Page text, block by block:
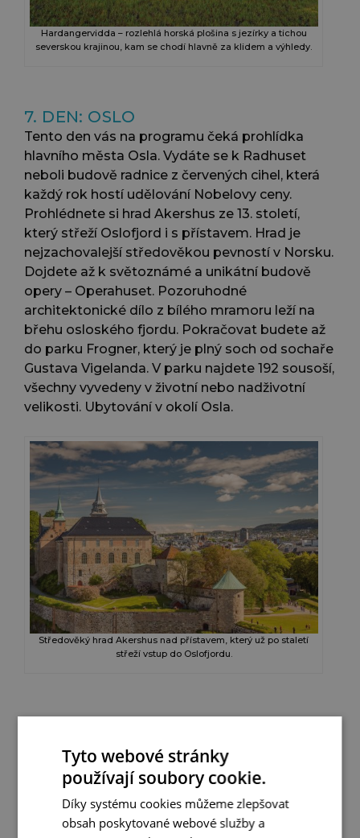
Hardangervidda – rozlehlá horská plošina s jezírky a tichou
severskou krajinou, kam se chodí hlavně za klidem a výhledy.
7. DEN: OSLO
Tento den vás na programu čeká prohlídka
hlavního města Osla. Vydáte se k Radhuset
neboli budově radnice z červených cihel, která
každý rok hostí udělování Nobelovy ceny.
Prohlédnete si hrad Akershus ze 13. století,
který střeží Oslofjord i s přístavem. Hrad je
nejzachovalejší středověkou pevností v Norsku.
Dojdete až k světoznámé a unikátní budově
opery – Operahuset. Pozoruhodné
architektonické dílo z bílého mramoru leží na
břehu osloského fjordu. Pokračovat budete až
do parku Frogner, který je plný soch od sochaře
Gustava Vigelanda. V parku najdete 192 sousoší,
všechny vyvedeny v životní nebo nadživotní
velikosti. Ubytování v okolí Osla.
Středověký hrad Akershus nad přístavem, který už po staletí
střeží vstup do Oslofjordu.
Odlet do Prahy.
POZNÁMKA
Tyto webové stránky
používají soubory cookie.
Díky systému cookies můžeme zlepšovat
obsah poskytované webové služby a